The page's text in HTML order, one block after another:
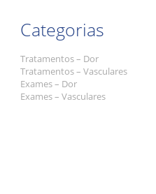
Categorias
Tratamentos – Dor
Tratamentos – Vasculares
Exames – Dor
Exames – Vasculares